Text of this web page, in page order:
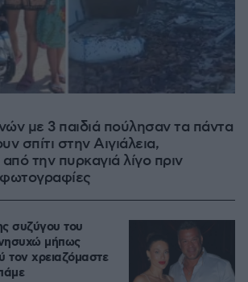
με 3 παιδιά πούλησαν τα πάντα
σπίτι στην Αιγιάλεια,
την πυρκαγιά λίγο πριν
συζύγου του
μήπως
τον χρειαζόμαστε